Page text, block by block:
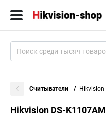
Считыватели Hikvision
Hikvision DS-K1107AM